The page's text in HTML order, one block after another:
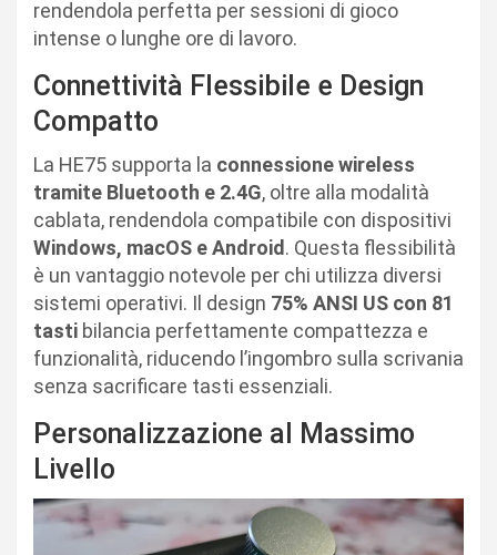
rendendola perfetta per sessioni di gioco
intense o lunghe ore di lavoro.
Connettività Flessibile e Design
Compatto
La HE75 supporta la connessione wireless
tramite Bluetooth e 2.4G, oltre alla modalità
cablata, rendendola compatibile con dispositivi
Windows, macOS e Android. Questa flessibilità
è un vantaggio notevole per chi utilizza diversi
sistemi operativi. Il design 75% ANSI US con 81
tasti bilancia perfettamente compattezza e
funzionalità, riducendo l’ingombro sulla scrivania
senza sacrificare tasti essenziali.
Personalizzazione al Massimo
Livello